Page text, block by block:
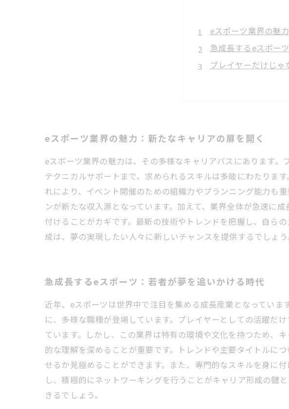
eスポーツ業界の魅
急成長するeスポー
プレイヤーだけじ
eスポーツ業界の特
夢を掴むためのガイ
eスポーツ業界の魅力：新たなキャリアの扉を開く
eスポーツ業界の魅力は、その多様なキャリアパスにあります
テクニカルサポートまで、求められるスキルは多岐にわたりま
れにより、イベント開催のための組織力やプランニング能力も
ンが新たな収入源となっています。加えて、業界全体が急速に
付けることがカギです。最新の技術やトレンドを把握し、自ら
成は、夢の実現したい人々に新しいチャンスを提供するでしょう
急成長するeスポーツ：若者が夢を追いかける時代
近年、eスポーツは世界中で注目を集める成長産業となってい
に、多様な職種が登場しています。プレイヤーとしての活躍だ
ています。しかし、この業界は特有の環境や文化を持つため、
的な理解を深めることが重要です。トレンドや主要タイトルに
せるか見極めることができます。また、専門的なスキルを身に
し、積極的にネットワーキングを行うことがキャリア形成の鍵
きるでしょう。